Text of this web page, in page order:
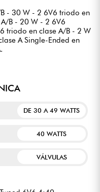
- 30 W - 2 6V6 triodo en
B - 20 W - 2 6V6
triodo en clase A/B - 2 W
A Single-Ended en
DE 30 A 49 WATTS
40 WATTS
VÁLVULAS